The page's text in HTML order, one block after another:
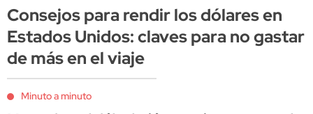
Consejos para rendir los dólares en
Estados Unidos: claves para no gastar
de más en el viaje
Minuto a minuto